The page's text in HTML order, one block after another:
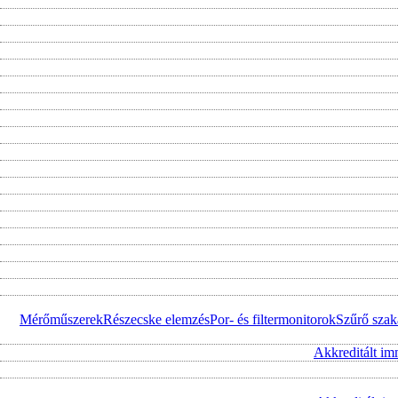
MérőműszerekRészecske elemzésPor- és filtermonitorokSzűrő
Akkreditált